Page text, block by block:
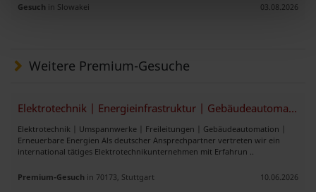
Gesuch in Slowakei 03.08.2026
Weitere Premium-Gesuche
Elektrotechnik | Energieinfrastruktur | Gebäudeautomation
Elektrotechnik | Umspannwerke | Freileitungen | Gebäudeautomation |
Erneuerbare Energien Als deutscher Ansprechpartner vertreten wir ein
international tätiges Elektrotechnikunternehmen mit Erfahrun ..
Premium-Gesuch in 70173, Stuttgart 10.06.2026